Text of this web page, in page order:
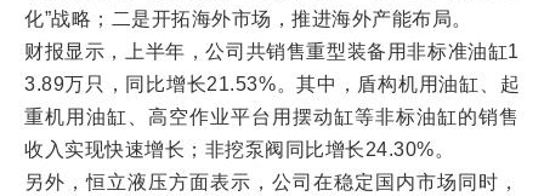
化”战略；二是开拓海外市场，推进海外产能布局。
财报显示，上半年，公司共销售重型装备用非标准油缸1
3.89万只，同比增长21.53%。其中，盾构机用油缸、起
重机用油缸、高空作业平台用摆动缸等非标油缸的销售
收入实现快速增长；非挖泵阀同比增长24.30%。
另外，恒立液压方面表示，公司在稳定国内市场同时，